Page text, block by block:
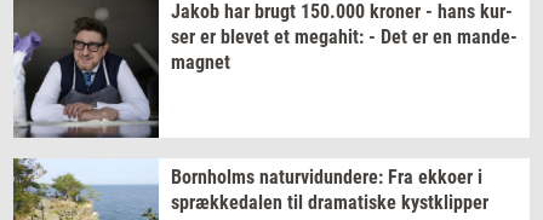
Jakob har brugt 150.000 kro­ner - hans kur­
ser er ble­vet et me­ga­hit: - Det er en mande-​
magnet
Born­holms na­tur­vi­dun­de­re: Fra ek­ko­er i
spræk­ke­da­len til dra­ma­ti­ske kyst­klip­per